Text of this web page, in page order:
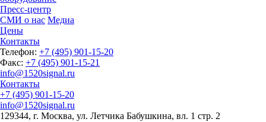
Пресс-центр
СМИ о нас Медиа
Цены
Контакты
Телефон: +7 (495) 901-15-20
Факс: +7 (495) 901-15-21
info@1520signal.ru
Контакты
+7 (495) 901-15-20
info@1520signal.ru
129344, г. Москва, ул. Летчика Бабушкина, вл. 1 стр. 2